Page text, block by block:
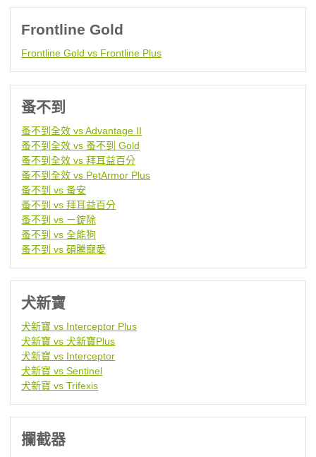
Frontline Gold
Frontline Gold vs Frontline Plus
蚤不到
蚤不到全效 vs Advantage II
蚤不到全效 vs 蚤不到 Gold
蚤不到全效 vs 拜耳益百分
蚤不到全效 vs PetArmor Plus
蚤不到 vs 蚤安
蚤不到 vs 拜耳益百分
蚤不到 vs ㄧ錠除
蚤不到 vs 全能狗
蚤不到 vs 碩騰寵愛
犬新寶
犬新寶 vs Interceptor Plus
犬新寶 vs 犬新寶Plus
犬新寶 vs Interceptor
犬新寶 vs Sentinel
犬新寶 vs Trifexis
攔截器